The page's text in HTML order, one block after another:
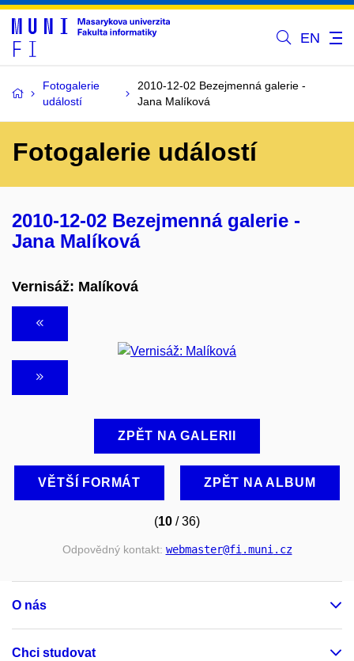
EN
Fotogalerie
událostí
2010-12-02 Bezejmenná galerie -
Jana Malíková
Fotogalerie událostí
2010-12-02 Bezejmenná galerie -
Jana Malíková
Vernisáž: Malíková
ZPĚT NA GALERII
VĚTŠÍ FORMÁT ZPĚT NA ALBUM
(10 / 36)
Odpovědný kontakt: webmaster@fi.muni.cz
O nás
Chci studovat